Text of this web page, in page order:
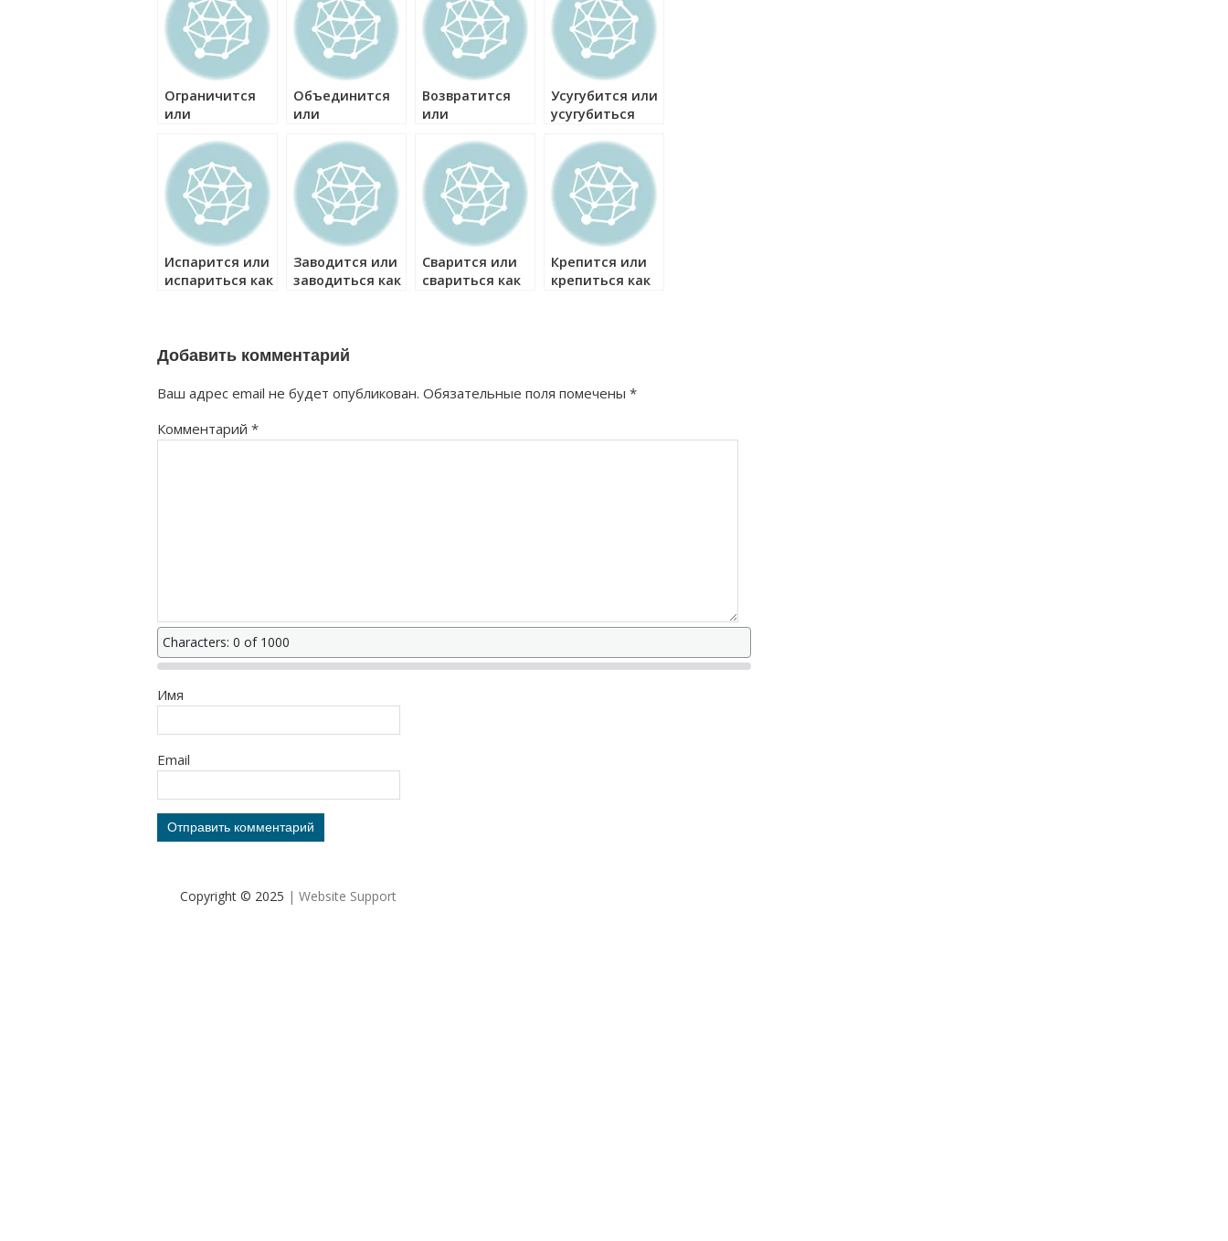
Ограничится
или
как правильно?
Объединится
или
как правильно?
Возвратится
или
как правильно?
Усугубится или
усугубиться
Испарится или
испариться как
Заводится или
заводиться как
Сварится или
свариться как
Крепится или
крепиться как
Добавить комментарий
Ваш адрес email не будет опубликован. Обязательные поля помечены *
Комментарий *
Characters: 0 of 1000
Имя
Email
Copyright © 2025 | Website Support